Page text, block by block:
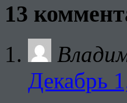
13
Декабрь